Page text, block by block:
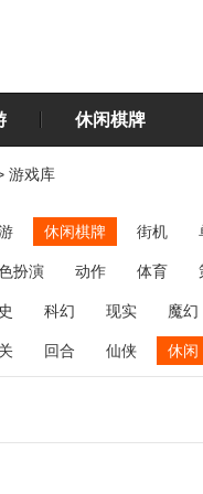
休闲棋牌
游戏库
休闲棋牌 街机
扮演 动作 体育
第三人称射击 棋类
科幻 现实 魔幻
回合 仙侠 休闲